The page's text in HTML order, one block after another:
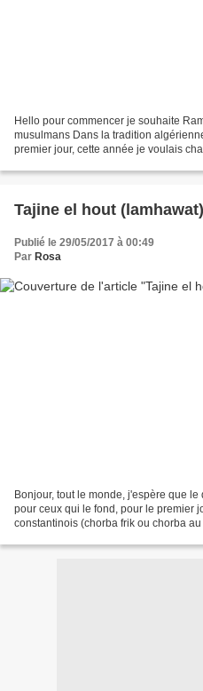
Hello pour commencer je souhaite
musulmans Dans la tradition
premier jour, cette année je voulais
Tajine el hout (lamhawat)
Publié le 29/05/2017 à 00:49
Par Rosa
Bonjour, tout le monde, j'espère que
pour ceux qui le fond, pour le premier
constantinois (chorba frik ou chorba